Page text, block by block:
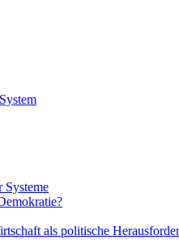
Systeme
als politische